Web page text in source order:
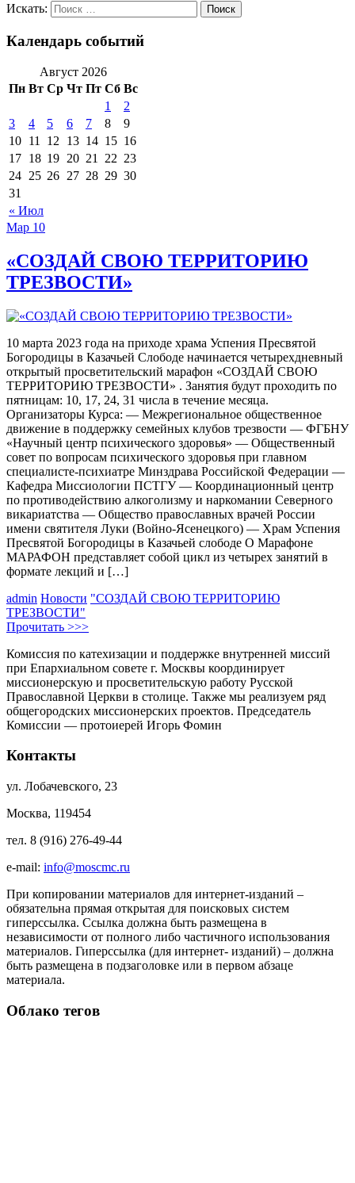
Искать:
Календарь событий
Август 2026
Пн Вт Ср Чт Пт Сб Вс
« Июл
1
2
3
4 5 6 7 8
9
10 11 12 13 14 15 16
17 18 19 20 21 22 23
24 25 26 27 28 29 30
31
Мар 10
«СОЗДАЙ СВОЮ ТЕРРИТОРИЮ
ТРЕЗВОСТИ»
10 марта 2023 года на приходе храма Успения Пресвятой
Богородицы в Казачьей Слободе начинается четырехдневный
открытый просветительский марафон «СОЗДАЙ СВОЮ
ТЕРРИТОРИЮ ТРЕЗВОСТИ» . Занятия будут проходить по
пятницам: 10, 17, 24, 31 числа в течение месяца.
Организаторы Курса: — Межрегиональное общественное
движение в поддержку семейных клубов трезвости — ФГБНУ
«Научный центр психического здоровья» — Общественный
совет по вопросам психического здоровья при главном
специалисте-психиатре Минздрава Российской Федерации —
Кафедра Миссиологии ПСТГУ — Координационный центр
по противодействию алкоголизму и наркомании Северного
викариатства — Общество православных врачей России
имени святителя Луки (Войно-Ясенецкого) — Храм Успения
Пресвятой Богородицы в Казачьей слободе О Марафоне
МАРАФОН представляет собой цикл из четырех занятий в
формате лекций и […]
admin Новости "СОЗДАЙ СВОЮ ТЕРРИТОРИЮ
ТРЕЗВОСТИ"
Прочитать >>>
Комиссия по катехизации и поддержке внутренней миссий
при Епархиальном совете г. Москвы координирует
миссионерскую и просветительскую работу Русской
Православной Церкви в столице. Также мы реализуем ряд
общегородских миссионерских проектов. Председатель
Комиссии — протоиерей Игорь Фомин
Контакты
ул. Лобачевского, 23
Москва, 119454
тел. 8 (916) 276-49-44
e-mail: info@moscmc.ru
При копировании материалов для интернет-изданий –
обязательна прямая открытая для поисковых систем
гиперссылка. Ссылка должна быть размещена в
независимости от полного либо частичного использования
материалов. Гиперссылка (для интернет- изданий) – должна
быть размещена в подзаголовке или в первом абзаце
материала.
Облако тегов